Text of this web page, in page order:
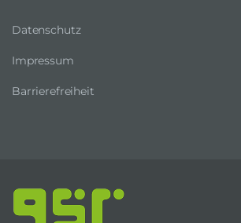
Datenschutz
Impressum
Barrierefreiheit